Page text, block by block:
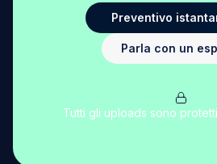
Preventivo
Parla con un
Tutti gli uploads sono